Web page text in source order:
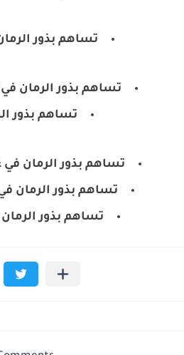
تساهم بذور
تساهم بذور الرمان
تساهم بذور
تساهم بذور الرمان في
تساهم بذور الرمان
تساهم بذور